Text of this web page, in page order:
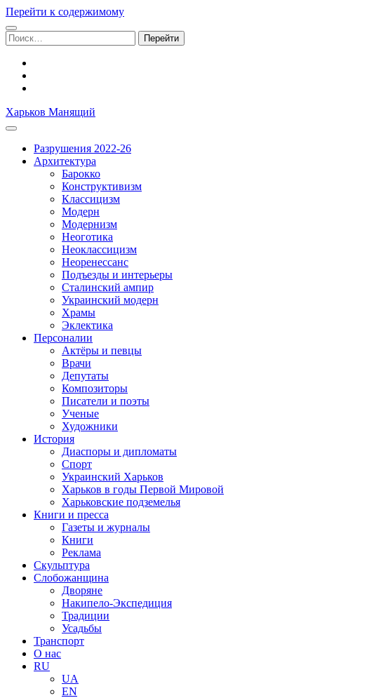
Перейти к содержимому
Поиск:
Харьков Манящий
Разрушения 2022-26
Архитектура
Барокко
Конструктивизм
Классицизм
Модерн
Модернизм
Неоготика
Неоклассицизм
Неоренессанс
Подъезды и интерьеры
Сталинский ампир
Украинский модерн
Храмы
Эклектика
Персоналии
Актёры и певцы
Врачи
Депутаты
Композиторы
Писатели и поэты
Ученые
Художники
История
Диаспоры и дипломаты
Спорт
Украинский Харьков
Харьков в годы Первой Мировой
Харьковские подземелья
Книги и пресса
Газеты и журналы
Книги
Реклама
Скульптура
Слобожанщина
Дворяне
Накипело-Экспедиция
Традиции
Усадьбы
Транспорт
О нас
RU
UA
EN